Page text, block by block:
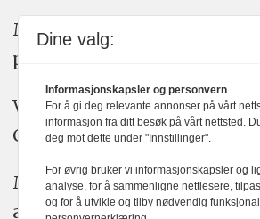
Medier24 arbeider etter
plakatens regler for god
Vi bruker KI-verktøy som
Claude, og Gemini i
Medier24s redaksjon har
ansvar for publisert
Dine valg:
Informasjonskapsler og personvern
For å gi deg relevante annonser på vårt
informasjon fra ditt besøk på vårt nettsted.
deg mot dette under "Innstillinger".
For øvrig bruker vi informasjonskapsler og
analyse, for å sammenligne nettlesere,
og for å utvikle og tilby nødvendig